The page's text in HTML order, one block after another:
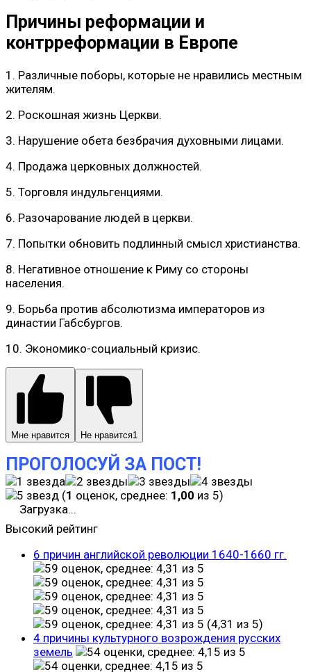
Причины реформации и
контрреформации в Европе
1. Различные поборы, которые не нравились местным
жителям.
2. Роскошная жизнь Церкви.
3. Нарушение обета безбрачия духовными лицами.
4. Продажа церковных должностей.
5. Торговля индульгенциями.
6. Разочарование людей в церкви.
7. Попытки обновить подлинный смысл христианства.
8. Негативное отношение к Риму со стороны
населения.
9. Борьба против абсолютизма императоров из
династии Габсбургов.
10. Экономико-социальный кризис.
Мне нравится Не нравится1
ПРОГОЛОСУЙ ЗА ПОСТ!
(1 оценок, среднее: 1,00 из 5)
Загрузка...
Высокий рейтинг
6 причин английской революции 1640-1660 гг.
(4,31 из 5)
4 причины культурного возрождения русских
земель